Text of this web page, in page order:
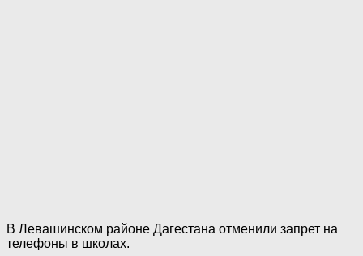
В Левашинском районе Дагестана отменили запрет на
телефоны в школах.